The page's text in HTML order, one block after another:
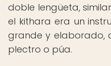
doble lengüeta,
el kithara era un
grande y elaborado,
plectro o púa.